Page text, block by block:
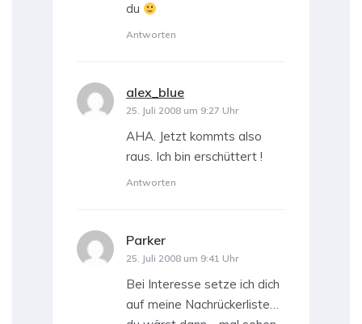
du
Antworten
alex_blue
25. Juli 2008 um 9:27 Uhr
AHA. Jetzt kommts also
raus. Ich bin erschüttert !
Antworten
Parker
25. Juli 2008 um 9:41 Uhr
Bei Interesse setze ich dich
auf meine Nachrückerliste…